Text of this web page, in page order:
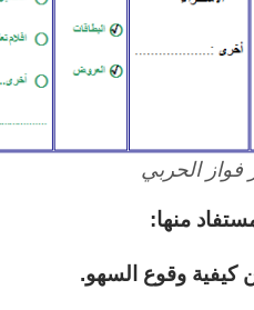
الحربي
منها:
كيفية وقوع السهو.